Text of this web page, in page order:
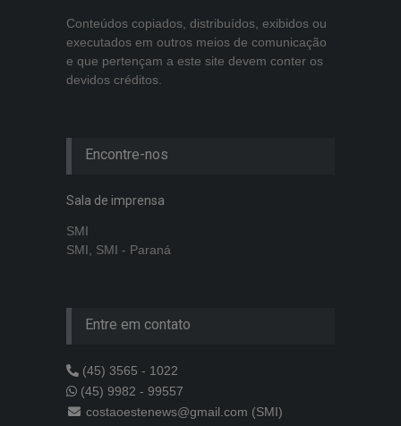
Conteúdos copiados, distribuídos, exibidos ou
executados em outros meios de comunicação
e que pertençam a este site devem conter os
devidos créditos.
Encontre-nos
Sala de imprensa
SMI
SMI, SMI - Paraná
Entre em contato
(45) 3565 - 1022
(45) 9982 - 99557
costaoestenews@gmail.com (SMI)